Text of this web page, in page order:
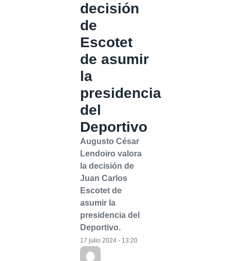
decisión
de
Escotet
de asumir
la
presidencia
del
Deportivo
Augusto César
Lendoiro valora
la decisión de
Juan Carlos
Escotet de
asumir la
presidencia del
Deportivo.
17 julio 2024 - 13:20